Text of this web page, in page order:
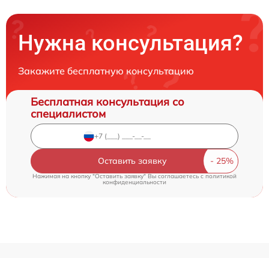
Нужна консультация?
Закажите бесплатную консультацию
Бесплатная консультация со
специалистом
Оставить заявку
Нажимая на кнопку "Оставить заявку" Вы соглашаетесь cполитикой
конфиденциальности